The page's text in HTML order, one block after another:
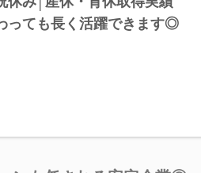
っても長く活躍できます◎